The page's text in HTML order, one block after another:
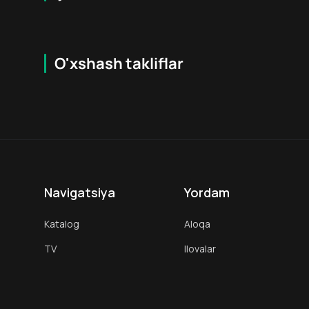
O'xshash takliflar
Navigatsiya
Katalog
TV
Yordam
Aloqa
Ilovalar